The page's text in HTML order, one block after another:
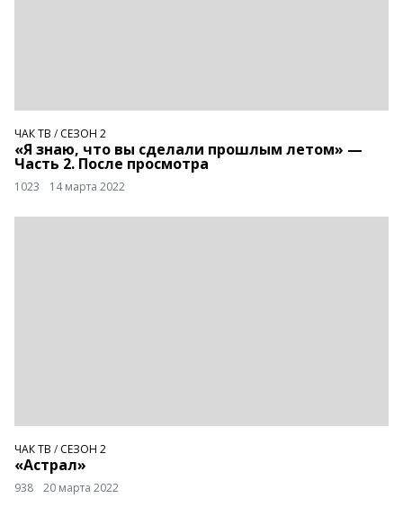
ЧАК ТВ / СЕЗОН 2
«Я знаю, что вы сделали прошлым летом» —
Часть 2. После просмотра
1023 14 марта 2022
ЧАК ТВ / СЕЗОН 2
«Астрал»
938 20 марта 2022